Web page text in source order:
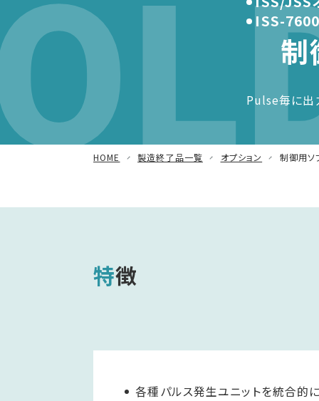
ISS-
制
Pulse毎に出
HOME 製造終了品一覧 オプション 制御用
特徴
各種パルス発生ユニットを統合
ファスト・トランジェント/バースト試
験器
電源電圧変動試験器・その他試験
器
減衰振動波試験器